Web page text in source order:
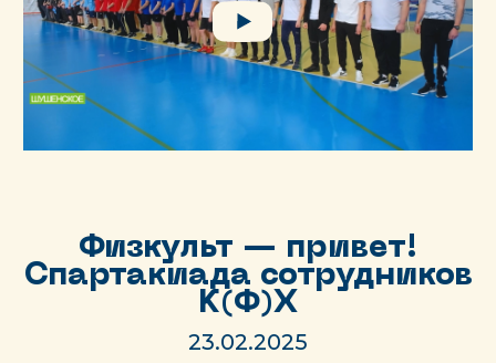
Физкульт — привет!
Спартакиада сотрудников
К(Ф)Х
23.02.2025